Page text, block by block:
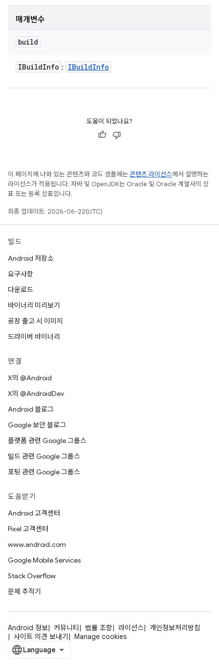
매개변수
build
IBuildInfo : IBuildInfo
도움이 되었나요?
이 페이지에 나와 있는 콘텐츠와 코드 샘플에는 콘텐츠 라이선스에서 설명하는
라이선스가 적용됩니다. 자바 및 OpenJDK는 Oracle 및 Oracle 계열사의 상
표 또는 등록 상표입니다.
최종 업데이트: 2026-06-22(UTC)
빌드
Android 저장소
요구사항
다운로드
바이너리 미리보기
공장 출고 시 이미지
드라이버 바이너리
연결
X의 @Android
X의 @AndroidDev
Android 블로그
Google 보안 블로그
플랫폼 관련 Google 그룹스
빌드 관련 Google 그룹스
포팅 관련 Google 그룹스
도움받기
Android 고객센터
Pixel 고객센터
www.android.com
Google Mobile Services
Stack Overflow
문제 추적기
Android 정보 커뮤니티 법률 조항 라이선스
개인정보처리방침
사이트 의견 보내기
Manage cookies